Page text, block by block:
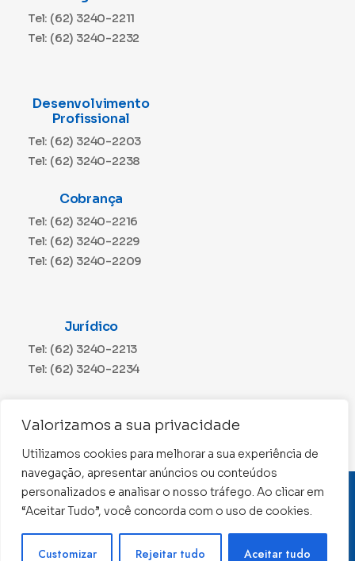
Valorizamos a sua privacidade
Utilizamos cookies para melhorar a sua experiência de
navegação, apresentar anúncios ou conteúdos
personalizados e analisar o nosso tráfego. Ao clicar em
“Aceitar Tudo”, você concorda com o uso de cookies.
Customizar Rejeitar tudo Aceitar tudo
Tel: (62) 3240-2211
Tel: (62) 3240-2232
Desenvolvimento
Profissional
Tel: (62) 3240-2203
Tel: (62) 3240-2238
Cobrança
Tel: (62) 3240-2216
Tel: (62) 3240-2229
Tel: (62) 3240-2209
Jurídico
Tel: (62) 3240-2213
Tel: (62) 3240-2234
Tel: (62) 3240-2230
CNPJ: 01.015.676/0001-11
Conselho Regional de Contabilidade de Goiás 2022 –
Todos os direitos reservados
Precisa de ajuda ?